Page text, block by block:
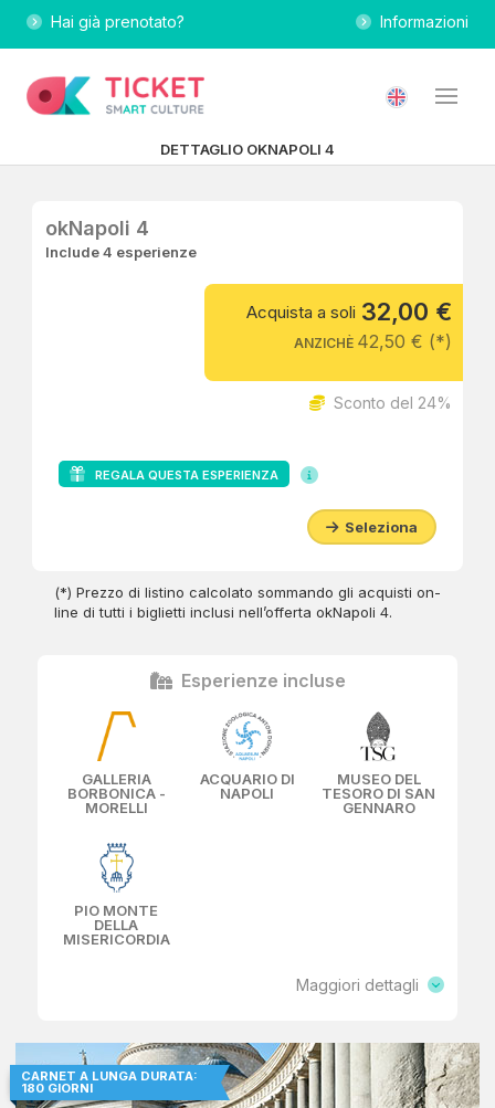
Hai già prenotato? Informazioni
DETTAGLIO OKNAPOLI 4
okNapoli 4
Include 4 esperienze
32,00 €
Acquista a soli
ANZICHÈ 42,50 € (*)
Sconto del 24%
REGALA QUESTA ESPERIENZA
Seleziona
(*) Prezzo di listino calcolato sommando gli acquisti on-
line di tutti i biglietti inclusi nell’offerta okNapoli 4.
Esperienze incluse
GALLERIA
BORBONICA -
MORELLI
ACQUARIO DI
NAPOLI
MUSEO DEL
TESORO DI SAN
GENNARO
PIO MONTE
DELLA
MISERICORDIA
Maggiori dettagli
CARNET A LUNGA DURATA:
180 GIORNI